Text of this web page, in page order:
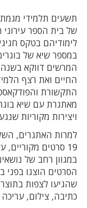
תשעים תלמידי
של בית הספר
לימודיהם בטקס
במספר שיא של
המרשים דווקא
החיים ואת רצף
התקשורת
מאתגרת עם שיא
ויצירות מקוריות
למרות האתגרים,
19 סרטים
במגוון רחב של
הסרטים הוצגו בפני
שהגיעו לצפות
כתיבה, צילום, עריכה